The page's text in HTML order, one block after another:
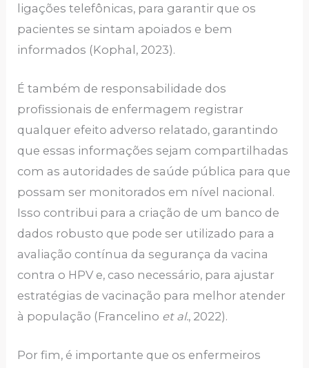
ligações telefônicas, para garantir que os
pacientes se sintam apoiados e bem
informados (Kophal, 2023).
É também de responsabilidade dos
profissionais de enfermagem registrar
qualquer efeito adverso relatado, garantindo
que essas informações sejam compartilhadas
com as autoridades de saúde pública para que
possam ser monitorados em nível nacional.
Isso contribui para a criação de um banco de
dados robusto que pode ser utilizado para a
avaliação contínua da segurança da vacina
contra o HPV e, caso necessário, para ajustar
estratégias de vacinação para melhor atender
à população (Francelino et al., 2022).
Por fim, é importante que os enfermeiros